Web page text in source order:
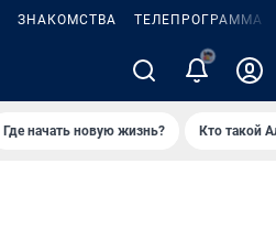
ЗНАКОМСТВА ТЕЛЕПРОГРАММА
Где начать новую жизнь? Кто такой